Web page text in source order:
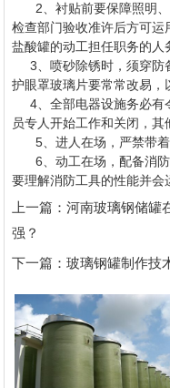
2、衬贴前要保障照明、
检查部门验收准许后方可
盐酸罐的动工担任职务的人
3、喷砂除锈时，须穿防
护眼罩玻璃片要常常改易，
4、全部电器设施务必有
员专人开始工作和关闭，其
5、进人在场，严禁带着
6、动工在场，配备消防
要理解消防工具的性能并会
上一篇：河南玻璃钢储罐
强？
下一篇：玻璃钢罐制作技